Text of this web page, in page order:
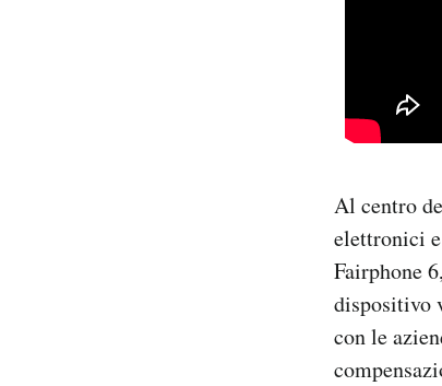
Al centro
elettronici
Fairphone
dispositivo
con le